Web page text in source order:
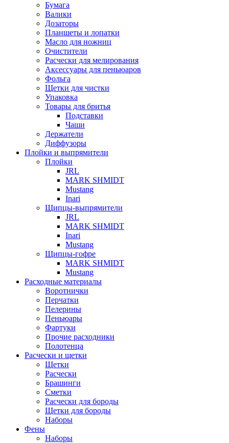
Бумага
Валики
Дозаторы
Планшеты и лопатки
Масло для ножниц
Очистители
Расчески для мелирования
Аксессуары для пеньюаров
Фольга
Щетки для чистки
Упаковка
Товары для бритья
Подставки
Чаши
Держатели
Диффузоры
Плойки и выпрямители
Плойки
JRL
MARK SHMIDT
Mustang
Inari
Щипцы-выпрямители
JRL
MARK SHMIDT
Inari
Mustang
Щипцы-гофре
MARK SHMIDT
Mustang
Расходные материалы
Воротнички
Перчатки
Пелерины
Пеньюары
Фартуки
Прочие расходники
Полотенца
Расчески и щетки
Щетки
Расчески
Брашинги
Сметки
Расчески для бороды
Щетки для бороды
Наборы
Фены
Наборы